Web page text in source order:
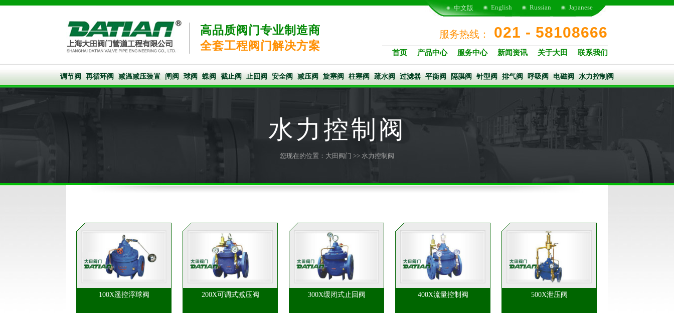
高品质阀门专业制造商
全套工程阀门解决方案
Japanese
Russian
English
中文版
服务热线： 021 - 58108666
首页 产品中心 服务中心 新闻资讯 关于大田 联系我们
调节阀 再循环阀 减温减压装置 闸阀 球阀 蝶阀 截止阀 止回阀 安全阀 减压阀 旋塞阀 柱塞阀 疏水阀 过滤器 平衡阀 隔膜阀 针型阀 排气阀 呼吸阀 电磁阀 水力控制阀
水力控制阀
您现在的位置： 大田阀门 >> 水力控制阀
100X遥控浮球阀 200X可调式减压阀 300X缓闭式止回阀 400X流量控制阀 500X泄压阀